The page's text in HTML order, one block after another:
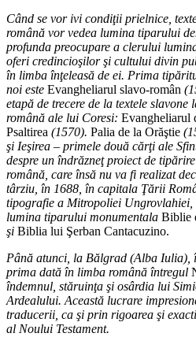
Când se vor ivi condiţii prielnice,
română vor vedea lumina tiparului
profunda preocupare a clerului
oferi credincioşilor şi cultului divin
în limba înţeleasă de ei. Prima
noi este Evangheliarul slavo-român
etapă de trecere de la textele
română ale lui Coresi: Evangheliarul
Psaltirea (1570). Palia de la Orăştie
şi Ieşirea – primele două cărţi ale
despre un îndrăzneţ proiect de
română, care însă nu va fi realizat
târziu, în 1688, în capitala Ţării
tipografie a Mitropoliei Ungrovlahiei,
lumina tiparului monumentala Biblie
şi Biblia lui Şerban Cantacuzino.
Până atunci, la Bălgrad (Alba Iulia),
prima dată în limba română întregul
îndemnul, stăruinţa şi osârdia lui
Ardealului. Această lucrare
traducerii, ca şi prin rigoarea şi
al Noului Testament.